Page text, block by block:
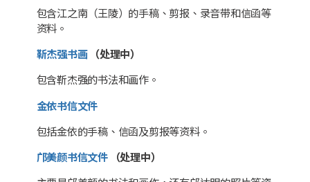
包含江之南（王陵）的手稿、剪报、录音带和信函等
资料。
靳杰强书画（处理中）
包含靳杰强的书法和画作。
金依书信文件
包括金依的手稿、信函及剪报等资料。
邝美颜书信文件（处理中）